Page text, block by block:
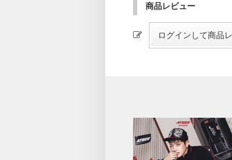
商品レビュー